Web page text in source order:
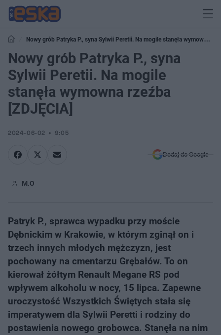
Nowy grób Patryka P., syna Sylwii Peretii. Na mogile stanęła wymowna
rzeźba [ZDJĘCIA]
Nowy grób Patryka P., syna
Sylwii Peretii. Na mogile
stanęła wymowna rzeźba
[ZDJĘCIA]
2024-06-02 9:05
Dodaj do Google
M.O
Patryk P., sprawca wypadku przy moście
Dębnickim w Krakowie, w którym zginął on i
trzech innych młodych mężczyzn, jest
pochowany na cmentarzu Grębałów. To on
kierował żółtym Renault Megane RS pod
wpływem alkoholu w nocy, 15 lipca. Zapewne
uroczystość Wszystkich Świętych stała się
imperatywem dla Sylwii Peretti i rodziny do
postawienia nowego grobowca. Stanęła na nim